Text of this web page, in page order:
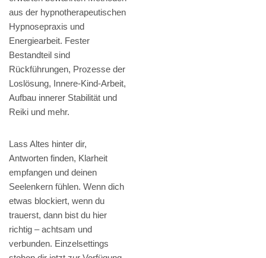
aus der hypnotherapeutischen
Hypnosepraxis und
Energiearbeit. Fester
Bestandteil sind
Rückführungen, Prozesse der
Loslösung, Innere-Kind-Arbeit,
Aufbau innerer Stabilität und
Reiki und mehr.
Lass Altes hinter dir,
Antworten finden, Klarheit
empfangen und deinen
Seelenkern fühlen. Wenn dich
etwas blockiert, wenn du
trauerst, dann bist du hier
richtig – achtsam und
verbunden. Einzelsettings